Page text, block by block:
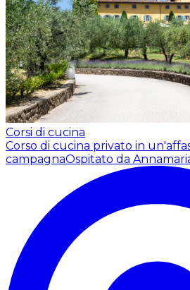
Corsi di cucina
Corso di cucina privato in
campagnaOspitato da